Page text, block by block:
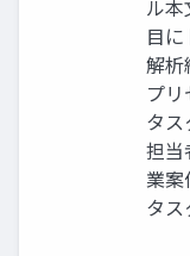
ル
目
解析
プ
タス
担当
業案
タス